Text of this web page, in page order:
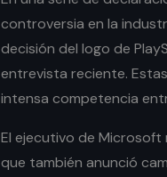
controversia en la
decisión del logo de
entrevista reciente.
intensa competencia
El ejecutivo de Microsoft
que también anunció